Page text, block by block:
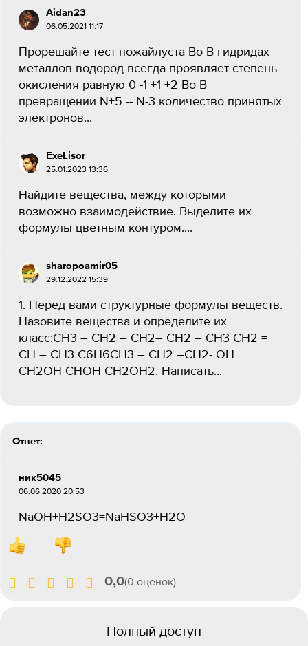
Aidan23
06.05.2021 11:17
Прорешайте тест пожайлуста Во В гидридах
металлов водород всегда проявляет степень
окисления равную 0 -1 +1 +2 Во В
превращении N+5 -- N-3 количество принятых
электронов...
ExeLisor
25.01.2023 13:36
Найдите вещества, между которыми
возможно взаимодействие. Выделите их
формулы цветным контуром....
sharopoamir05
29.12.2022 15:39
1. Перед вами структурные формулы веществ.
Назовите вещества и определите их
класс:СН3 – СН2 – СН2– СН2 – СН3 СН2 =
СН – СН3 С6Н6СН3 – СН2 –СН2- ОН
СН2ОН-СНОН-СН2ОН2. Написать...
Ответ:
ник5045
06.06.2020 20:53
NaOH+H2SO3=NaHSO3+H2O
0,0(0 оценок)
Полный доступ